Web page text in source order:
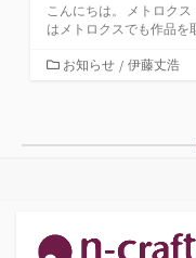
こんにちは。 メトロク
はメトロクスでも作品を
カ
ー
お知らせ / 伊藤丈浩
ペ